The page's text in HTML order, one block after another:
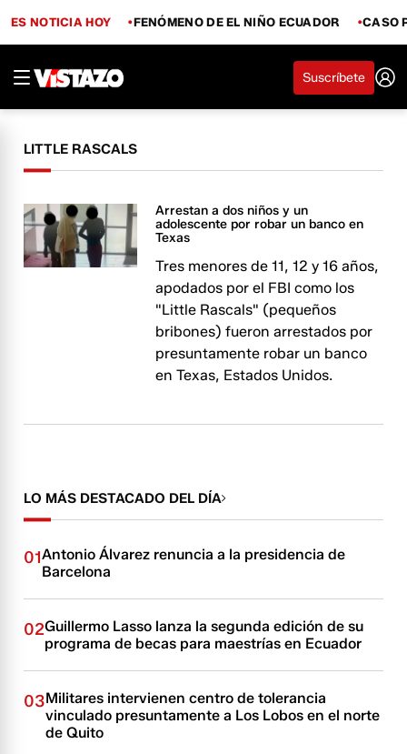
ES NOTICIA HOY FENÓMENO DE EL NIÑO ECUADOR CASO
Suscríbete
LITTLE RASCALS
Arrestan a dos niños y un
adolescente por robar un banco en
Texas
Tres menores de 11, 12 y 16 años,
apodados por el FBI como los
"Little Rascals" (pequeños
bribones) fueron arrestados por
presuntamente robar un banco
en Texas, Estados Unidos.
LO MÁS DESTACADO DEL DÍA
01Antonio Álvarez renuncia a la presidencia de
Barcelona
02Guillermo Lasso lanza la segunda edición de su
programa de becas para maestrías en Ecuador
03Militares intervienen centro de tolerancia
vinculado presuntamente a Los Lobos en el norte
de Quito